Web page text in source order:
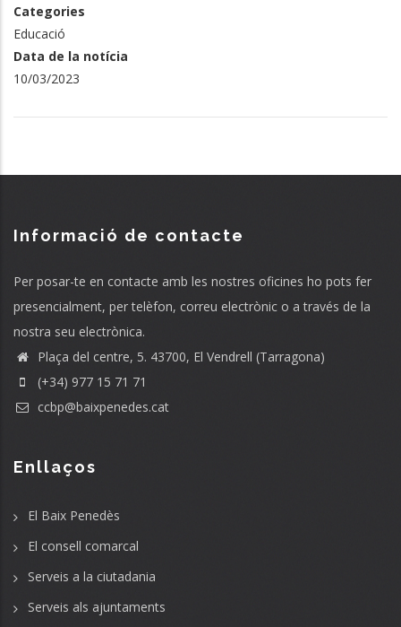
Categories
Educació
Data de la notícia
10/03/2023
Informació de contacte
Per posar-te en contacte amb les nostres oficines ho pots fer
presencialment, per telèfon, correu electrònic o a través de la
nostra seu electrònica.
Plaça del centre, 5. 43700, El Vendrell (Tarragona)
(+34) 977 15 71 71
ccbp@baixpenedes.cat
Enllaços
El Baix Penedès
El consell comarcal
Serveis a la ciutadania
Serveis als ajuntaments